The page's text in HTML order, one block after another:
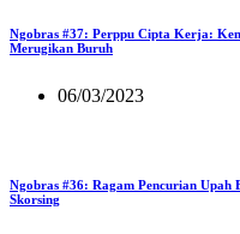
Ngobras #37: Perppu Cipta Kerja:
Merugikan Buruh
06/03/2023
Ngobras #36: Ragam Pencurian
Skorsing